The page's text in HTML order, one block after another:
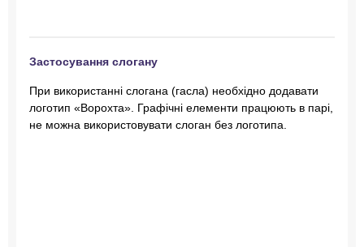
Застосування слогану
При використанні слогана (гасла) необхідно додавати
логотип «Ворохта». Графічні елементи працюють в парі,
не можна використовувати слоган без логотипа.